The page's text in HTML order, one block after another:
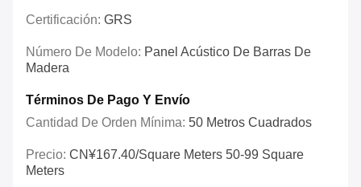
Certificación: GRS
Número De Modelo: Panel Acústico De Barras De
Madera
Términos De Pago Y Envío
Cantidad De Orden Mínima: 50 Metros Cuadrados
Precio: CN¥167.40/square Meters 50-99 Square
Meters